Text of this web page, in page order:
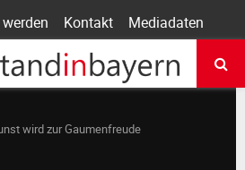
Kontakt Mediadaten
wird zur Gaumenfreude